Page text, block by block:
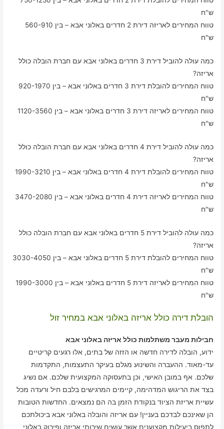
ש"ח
טווח המחירים לאריזה דירת 2 חדרים באלוני אבא – בין 560-910
ש"ח
כמה עולה להוביל דירת 3 חדרים באלוני אבא עם חברת הובלה כולל
אריזה?
טווח המחירים להובלת דירת 3 חדרים באלוני אבא – בין 920-1970
ש"ח
טווח המחירים לאריזה דירת 3 חדרים באלוני אבא – בין 1120-3560
ש"ח
כמה עולה להוביל דירת 4 חדרים באלוני אבא עם חברת הובלה כולל
אריזה?
טווח המחירים להובלת דירת 4 חדרים באלוני אבא – בין 1990-3210
ש"ח
טווח המחירים לאריזה דירת 4 חדרים באלוני אבא – בין 3470-2080
ש"ח
כמה עולה להוביל דירת 5 חדרים באלוני אבא עם חברת הובלה כולל
אריזה?
טווח המחירים להובלת דירת 5 חדרים באלוני אבא – בין 3030-4050
ש"ח
טווח המחירים לאריזה דירת 5 חדרים באלוני אבא – בין 1990-3000
ש"ח
הובלת דירה כולל אריזה באלוני אבא במחיר זול
חבילות מעבר משתלמות כולל אריזה באלוני אבא
ידוע, הובלה לדירה חדשה או הזזה של בתים, אלו רגעים קריטיים
עד-מאוד. ההעברה והשינוע מגלם בעיקר התעצמות, התקדמות
שלכם. אף במובן האישי, וכן בתעסוקה המקצועית שלכם. אם נשיג
בצד את הריגוש המדהימה, קיימים המרגישים בלבם חיל ורעדה מכל
עשיית אריזת הציוד בנקודת הזמן בה הם נמצאים. החדשות הטובות
הן שאינכם לבדכם בעניין! עם אריזה והובלה באלוני אבא ביכולתכם
לתפוס ביעילות מקצוענים אשר עושים שירותי אריזה ופירוק באלוני